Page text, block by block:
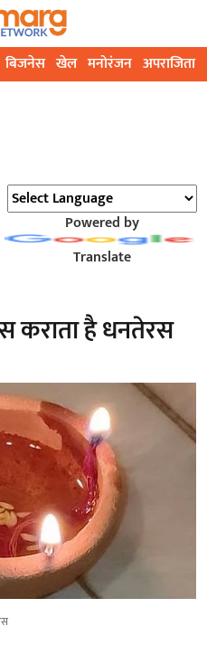
बिजनेस खेल मनोरंजन अपराजिता
Powered by
Translate
कराता है धनतेरस